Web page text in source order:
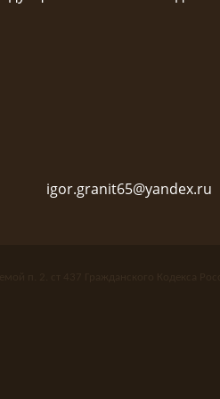
igor.granit65@yandex.ru